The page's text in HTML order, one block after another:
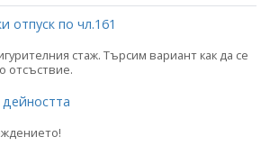
отпуск по чл.161
стаж. Търсим вариант как да се
отсъствие.